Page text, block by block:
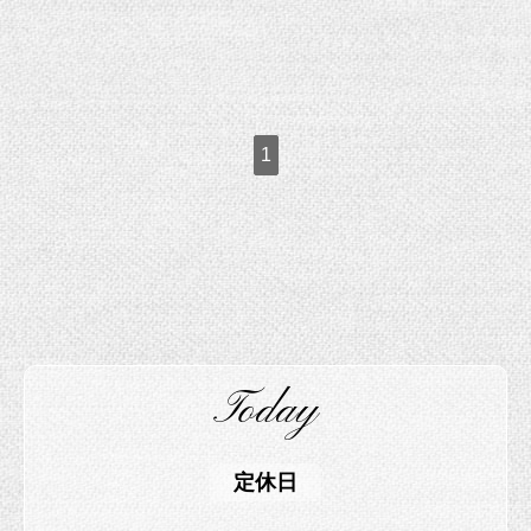
1
Today
定休日